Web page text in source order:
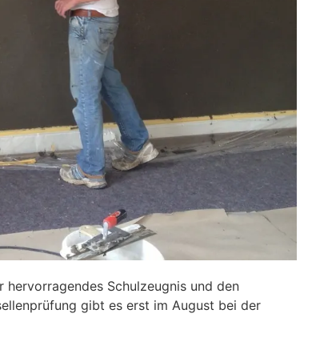
Schulzeugnis und den
gibt es erst im August bei der